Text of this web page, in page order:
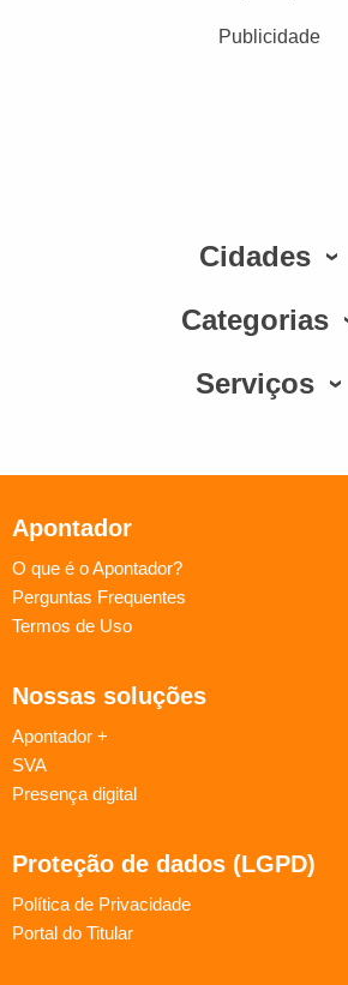
Publicidade
Cidades
Categorias
Serviços
Apontador
O que é o Apontador?
Perguntas Frequentes
Termos de Uso
Nossas soluções
Apontador +
SVA
Presença digital
Proteção de dados (LGPD)
Política de Privacidade
Portal do Titular